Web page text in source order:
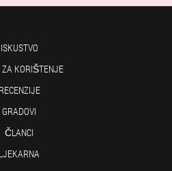
ISKUSTVO
ZA KORIŠTENJE
RECENZIJE
GRADOVI
ČLANCI
LJEKARNA